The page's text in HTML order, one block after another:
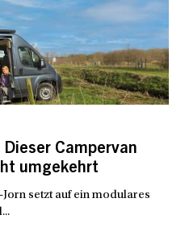
Campervan
umgekehrt
setzt auf ein modulares